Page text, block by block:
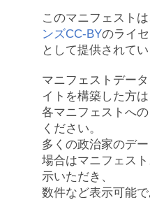
このマニフェストは
ンズCC-BYのライ
として提供されてい
マニフェストデー
イトを構築した方は
各マニフェストへ
ください。
多くの政治家のデ
場合はマニフェス
示いただき、
数件など表示可能